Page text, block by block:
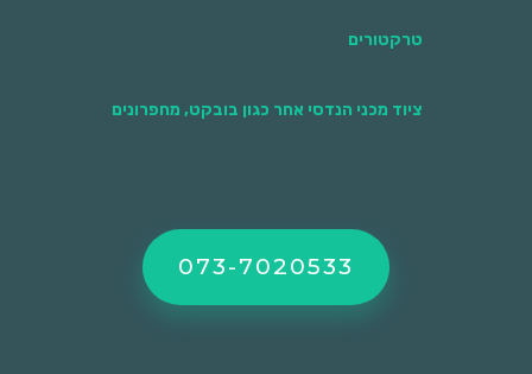
טרקטורים
ציוד מכני הנדסי אחר כגון בובקט, מחפרונים
073-7020533